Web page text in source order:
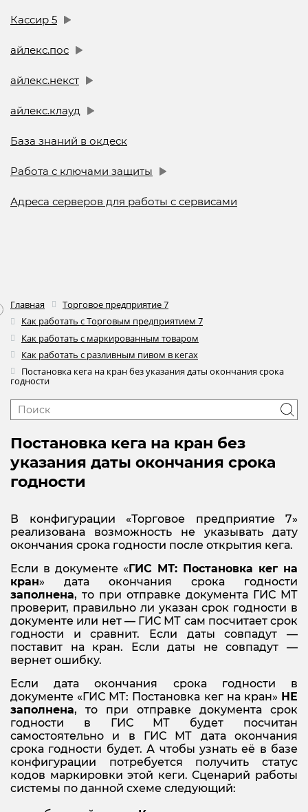
Кассир 5
айлекс.пос
айлекс.некст
айлекс.клауд
База знаний в окдеск
Работа с ключами защиты
Адреса серверов для работы с сервисами
Главная
Торговое предприятие 7
Как работать с Торговым предприятием 7
Как работать с маркированным товаром
Как работать с разливным пивом в кегах
Постановка кега на кран без указания даты окончания срока
годности
Постановка кега на кран без
указания даты окончания срока
годности
В конфигурации «Торговое предприятие 7»
реализована возможность не указывать дату
окончания срока годности после открытия кега.
Если в документе « ГИС МТ: Постановка кег на
кран» дата окончания срока годности
заполнена, то при отправке документа ГИС МТ
проверит, правильно ли указан срок годности в
документе или нет — ГИС МТ сам посчитает срок
годности и сравнит. Если даты совпадут —
поставит на кран. Если даты не совпадут —
вернет ошибку.
Если дата окончания срока годности в
документе «ГИС МТ: Постановка кег на кран» НЕ
заполнена, то при отправке документа срок
годности в ГИС МТ будет посчитан
самостоятельно и в ГИС МТ дата окончания
срока годности будет. А чтобы узнать её в базе
конфигурации потребуется получить статус
кодов маркировки этой кеги. Сценарий работы
системы по данной схеме следующий: